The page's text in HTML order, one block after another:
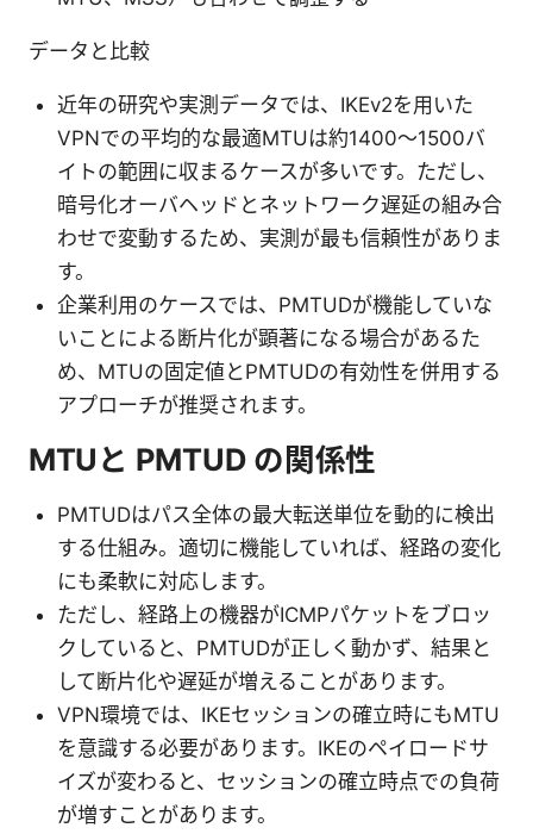
データと比較
近年の研究や実測データでは、IKEv2を用いた
VPNでの平均的な最適MTUは約1400〜1500バ
イトの範囲に収まるケースが多いです。ただし、
暗号化オーバヘッドとネットワーク遅延の組み合
わせで変動するため、実測が最も信頼性がありま
す。
企業利用のケースでは、PMTUDが機能していな
いことによる断片化が顕著になる場合があるた
め、MTUの固定値とPMTUDの有効性を併用する
アプローチが推奨されます。
MTUと PMTUD の関係性
PMTUDはパス全体の最大転送単位を動的に検出
する仕組み。適切に機能していれば、経路の変化
にも柔軟に対応します。
ただし、経路上の機器がICMPパケットをブロッ
クしていると、PMTUDが正しく動かず、結果と
して断片化や遅延が増えることがあります。
VPN環境では、IKEセッションの確立時にもMTU
を意識する必要があります。IKEのペイロードサ
イズが変わると、セッションの確立時点での負荷
が増すことがあります。